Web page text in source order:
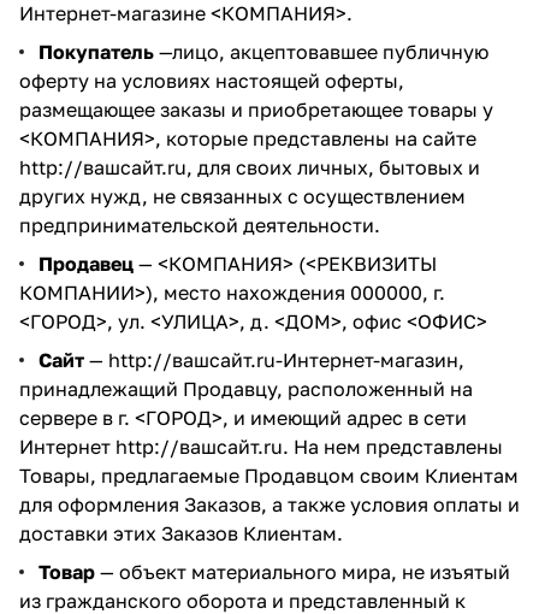
Интернет-магазине <КОМПАНИЯ>.
Покупатель —лицо, акцептовавшее публичную
оферту на условиях настоящей оферты,
размещающее заказы и приобретающее товары у
<КОМПАНИЯ>, которые представлены на сайте
http://вашсайт.ru, для своих личных, бытовых и
других нужд, не связанных с осуществлением
предпринимательской деятельности.
Продавец — <КОМПАНИЯ> (<РЕКВИЗИТЫ
КОМПАНИИ>), место нахождения 000000, г.
<ГОРОД>, ул. <УЛИЦА>, д. <ДОМ>, офис <ОФИС>
Сайт — http://вашсайт.ru-Интернет-магазин,
принадлежащий Продавцу, расположенный на
сервере в г. <ГОРОД>, и имеющий адрес в сети
Интернет http://вашсайт.ru. На нем представлены
Товары, предлагаемые Продавцом своим Клиентам
для оформления Заказов, а также условия оплаты и
доставки этих Заказов Клиентам.
Товар — объект материального мира, не изъятый
из гражданского оборота и представленный к